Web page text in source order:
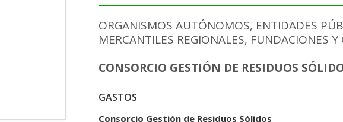
ORGANISMOS AUTÓNOMOS, ENTIDADES
MERCANTILES REGIONALES, FUNDACIONES
CONSORCIO GESTIÓN DE RESIDUOS
GASTOS
Consorcio Gestión de Residuos Sólidos